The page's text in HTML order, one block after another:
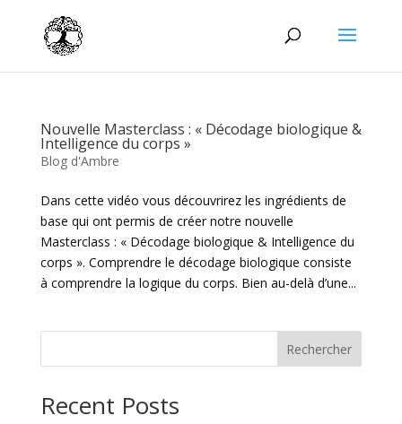
Nouvelle Masterclass : « Décodage biologique &
Intelligence du corps »
Blog d'Ambre
Dans cette vidéo vous découvrirez les ingrédients de
base qui ont permis de créer notre nouvelle
Masterclass : « Décodage biologique & Intelligence du
corps ». Comprendre le décodage biologique consiste
à comprendre la logique du corps. Bien au-delà d’une...
Rechercher
Recent Posts